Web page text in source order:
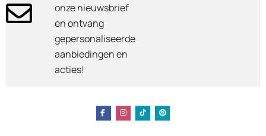
onze nieuwsbrief
en ontvang
gepersonaliseerde
aanbiedingen en
acties!